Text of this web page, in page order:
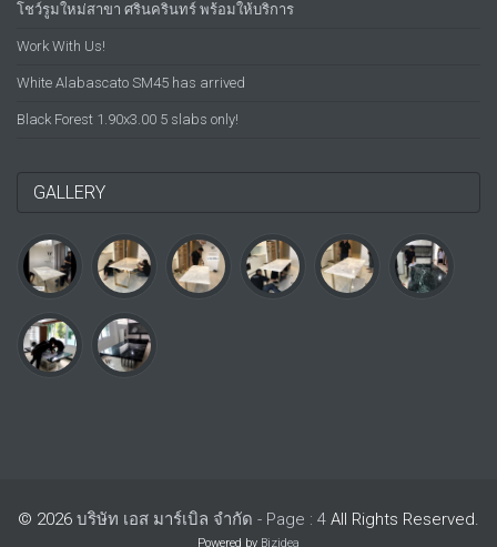
โชว์รูมใหม่สาขา ศรินครินทร์ พร้อมให้บริการ
Work With Us!
White Alabascato SM45 has arrived
Black Forest 1.90x3.00 5 slabs only!
GALLERY
© 2026 บริษัท เอส มาร์เบิล จำกัด - Page : 4 All Rights Reserved.
Powered by Bizidea